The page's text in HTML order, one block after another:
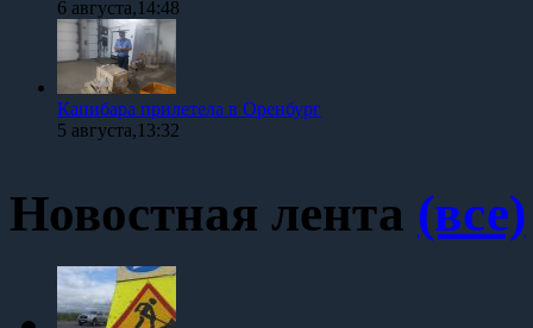
6 августа,14:48
Капибара прилетела в Оренбург
5 августа,13:32
Новостная лента (все)